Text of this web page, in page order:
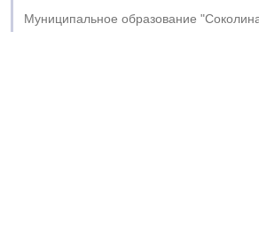
Муниципальное образование